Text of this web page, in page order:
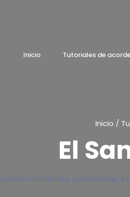
Inicio Tutoriales de
Inicio /
El
Vallenato aprenderás a